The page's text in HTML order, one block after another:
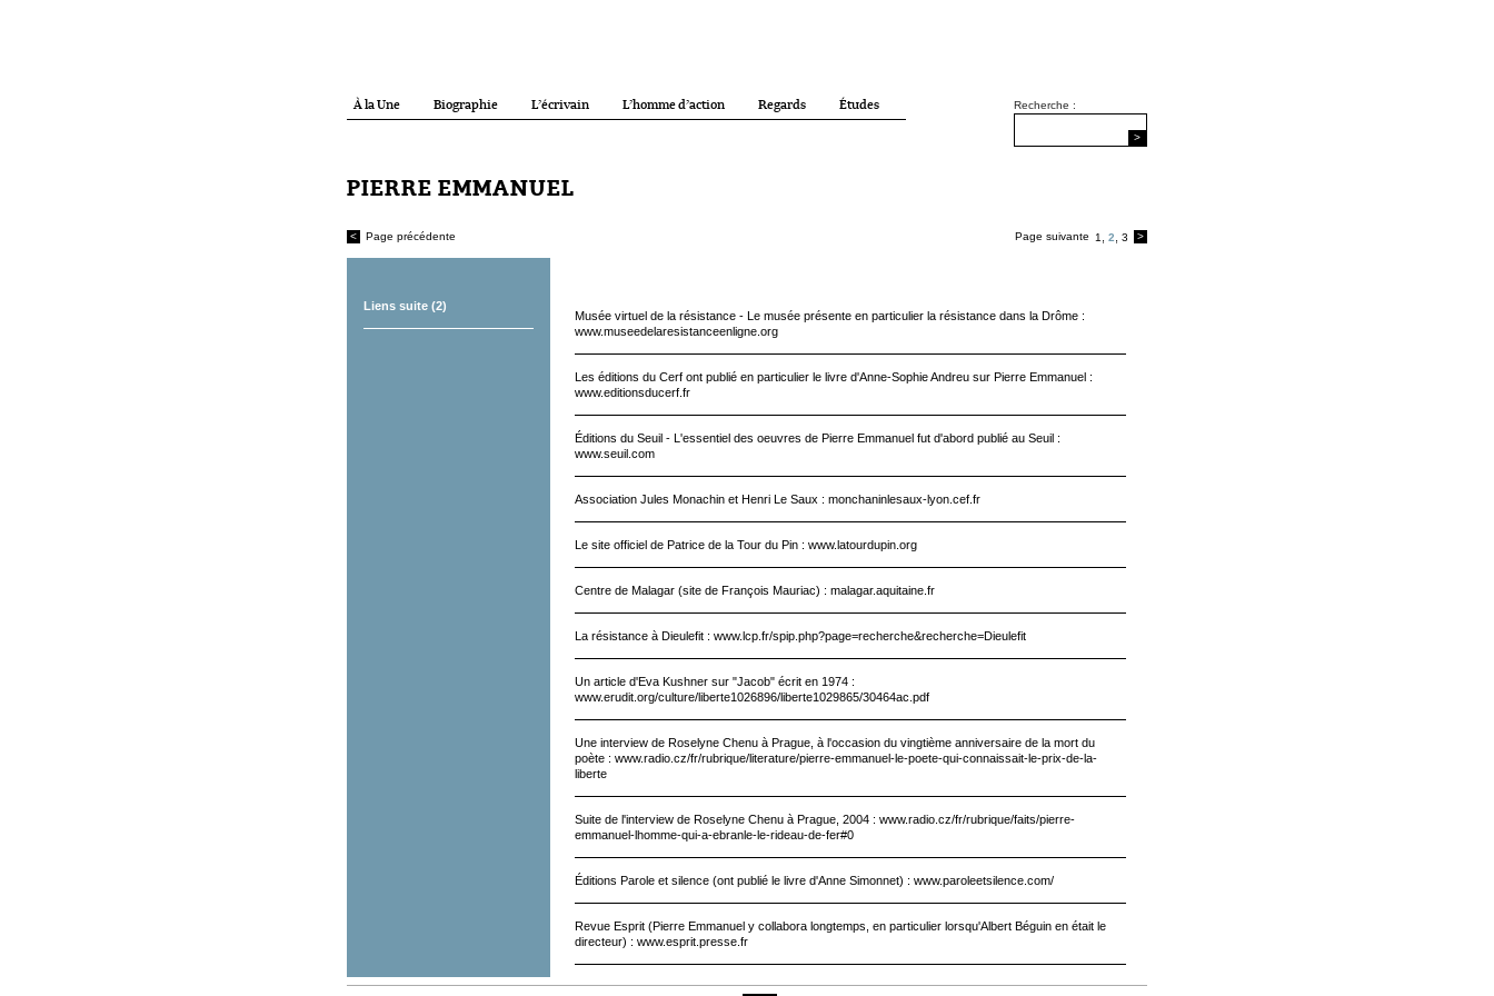
Recherche :
>
À la Une Biographie L’écrivain L’homme d’action Regards Études
PIERRE EMMANUEL
Page suivante 1 2 3 >
< Page précédente
Liens suite (2)
Musée virtuel de la résistance - Le musée présente en particulier la résistance dans la Drôme :
www.museedelaresistanceenligne.org
Les éditions du Cerf ont publié en particulier le livre d'Anne-Sophie Andreu sur Pierre Emmanuel :
www.editionsducerf.fr
Éditions du Seuil - L'essentiel des oeuvres de Pierre Emmanuel fut d'abord publié au Seuil :
www.seuil.com
Association Jules Monachin et Henri Le Saux : monchaninlesaux-lyon.cef.fr
Le site officiel de Patrice de la Tour du Pin : www.latourdupin.org
Centre de Malagar (site de François Mauriac) : malagar.aquitaine.fr
La résistance à Dieulefit : www.lcp.fr/spip.php?page=recherche&recherche=Dieulefit
Un article d'Eva Kushner sur "Jacob" écrit en 1974 :
www.erudit.org/culture/liberte1026896/liberte1029865/30464ac.pdf
Une interview de Roselyne Chenu à Prague, à l'occasion du vingtième anniversaire de la mort du
poète : www.radio.cz/fr/rubrique/literature/pierre-emmanuel-le-poete-qui-connaissait-le-prix-de-la-
liberte
Suite de l'interview de Roselyne Chenu à Prague, 2004 : www.radio.cz/fr/rubrique/faits/pierre-
emmanuel-lhomme-qui-a-ebranle-le-rideau-de-fer#0
Éditions Parole et silence (ont publié le livre d'Anne Simonnet) : www.paroleetsilence.com/
Revue Esprit (Pierre Emmanuel y collabora longtemps, en particulier lorsqu'Albert Béguin en était le
directeur) : www.esprit.presse.fr